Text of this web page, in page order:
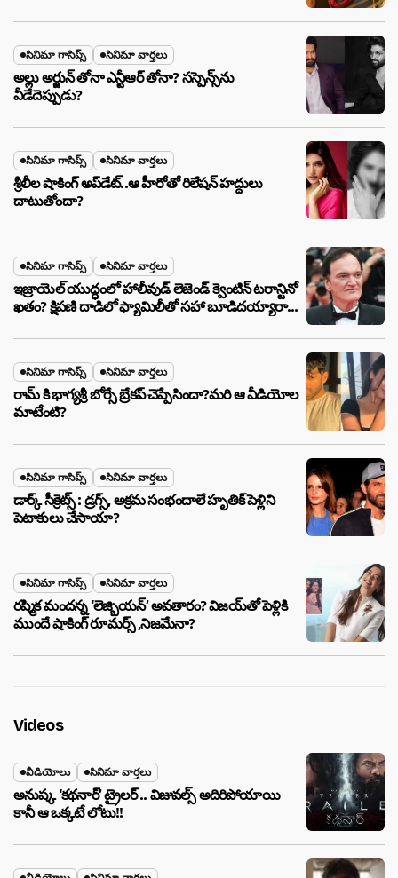
సినిమా గాసిప్స్ సినిమా వార్తలు
అల్లు అర్జున్ తోనా ఎన్టీఆర్ తోనా? సస్పెన్స్‌ను
వీడేదెప్పుడు?
సినిమా గాసిప్స్ సినిమా వార్తలు
శ్రీలీల షాకింగ్ అప్‌డేట్..ఆ హీరోతో రిలేషన్ హద్దులు
దాటుతోందా?
సినిమా గాసిప్స్ సినిమా వార్తలు
ఇజ్రాయెల్ యుద్ధంలో హాలీవుడ్ లెజెండ్ క్వెంటిన్ టరాన్టినో
ఖతం? క్షిపణి దాడిలో ఫ్యామిలీతో సహా బూడిదయ్యారా?
సినిమా గాసిప్స్ సినిమా వార్తలు
రామ్ కి భాగ్యశ్రీ బోర్సే బ్రేకప్ చెప్పేసిందా?మరి ఆ వీడియోల
మాటేంటి?
సినిమా గాసిప్స్ సినిమా వార్తలు
డార్క్ సీక్రెట్స్ : డ్రగ్స్, అక్రమ సంభందాలే హృతిక్ పెళ్లిని
పెటాకులు చేసాయా?
సినిమా గాసిప్స్ సినిమా వార్తలు
రష్మిక మందన్న ‘లెజ్బియన్’ అవతారం? విజయ్‌తో పెళ్లికి
ముందే షాకింగ్ రూమర్స్ ,నిజమేనా?
Videos
వీడియోలు సినిమా వార్తలు
అనుష్క ‘కథనార్’ ట్రైలర్ .. విజువల్స్ అదిరిపోయాయి
కానీ ఆ ఒక్కటే లోటు!!